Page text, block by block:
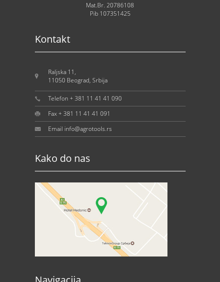
Mat.Br. 20786108
Pib 107351425
Kontakt
Raljska 11,
11050 Beograd, Srbija
Telefon + 381 11 41 41 090
Fax + 381 11 41 41 091
Email info@agrotools.rs
Kako do nas